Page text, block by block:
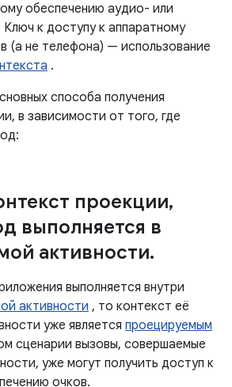
обеспечению аудио- или
к доступу к аппаратному
(а не телефона) — использование
.
способа получения
в зависимости от того, где
проекции,
выполняется в
активности.
выполняется внутри
активности , то контекст её
уже является проецируемым
сценарии вызовы, совершаемые
уже могут получить доступ к
очков.